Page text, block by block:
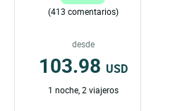
(413 comentarios)
desde
103.98 USD
1 noche, 2 viajeros